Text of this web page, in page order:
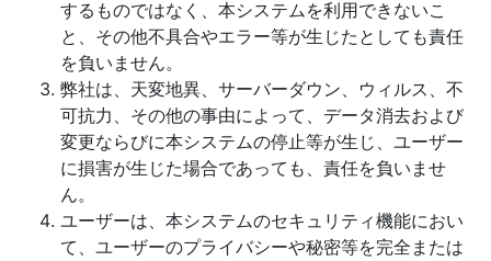
するものではなく、本システムを利用できないこ
と、その他不具合やエラー等が生じたとしても責任
を負いません。
弊社は、天変地異、サーバーダウン、ウィルス、不
可抗力、その他の事由によって、データ消去および
変更ならびに本システムの停止等が生じ、ユーザー
に損害が生じた場合であっても、責任を負いませ
ん。
ユーザーは、本システムのセキュリティ機能におい
て、ユーザーのプライバシーや秘密等を完全または